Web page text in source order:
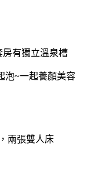
房有獨立溫泉槽
泡~一起養顏美容
兩張雙人床